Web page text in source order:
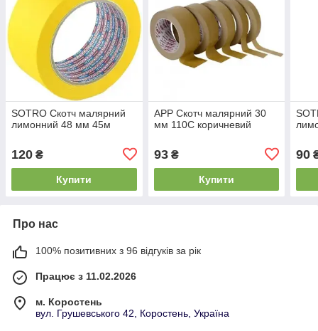
SOTRO Скотч малярний
лимонний 48 мм 45м
120 ₴
Купити
APP Скотч малярний 30
мм 110С коричневий
93₴
Купити
90
Про нас
100% позитивних з 96 відгуків за рік
Працює з 11.02.2026
м. Коростень
вул. Грушевського 42, Коростень, Україна